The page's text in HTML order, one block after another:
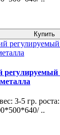
Купить
3-5 гр.
..